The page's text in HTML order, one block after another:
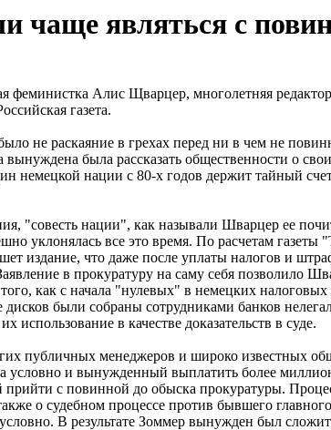
чаще являться с
феминистка Алис Щварцер, многолетняя
газета.
не раскаяние в грехах перед ни в чем не
вынуждена была рассказать общественности о
немецкой нации с 80-х годов держит тайный
"совесть нации", как называли Шварцер ее
уклонялась все это время. По расчетам
издание, что даже после уплаты налогов и
в прокуратуру на саму себя позволило
как с начала "нулевых" в немецких
были собраны сотрудниками банков
использование в качестве доказательств в суде.
публичных менеджеров и широко известных
и вынужденный выплатить более
с повинной до обыска прокуратуры.
о судебном процессе против бывшего
В результате Зоммер вынужден был